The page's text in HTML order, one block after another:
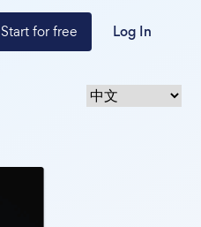
Start for free Log In